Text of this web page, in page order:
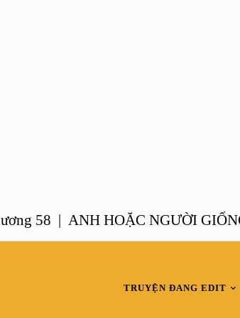
58 |ANH HOẶC NGƯỜI GIỐNG
TRUYỆN ĐANG EDIT